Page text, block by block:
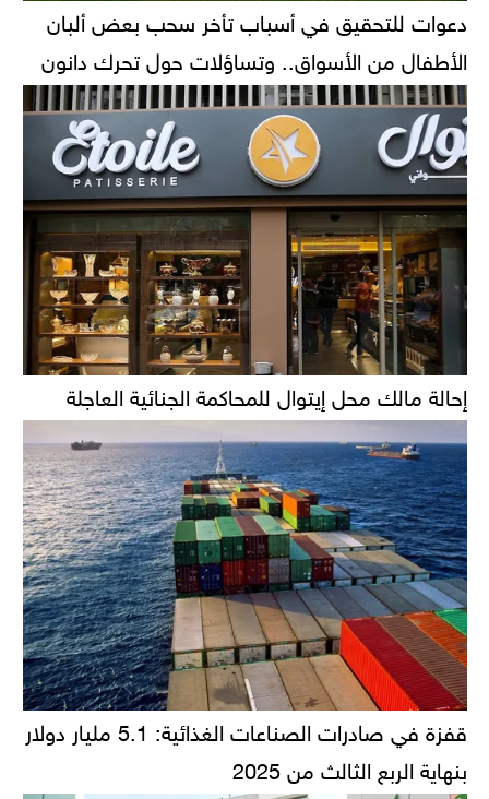
دعوات للتحقيق في أسباب تأخر سحب بعض ألبان
الأطفال من الأسواق.. وتساؤلات حول تحرك دانون
إحالة مالك محل إيتوال للمحاكمة الجنائية العاجلة
قفزة في صادرات الصناعات الغذائية: 5.1 مليار دولار
بنهاية الربع الثالث من 2025